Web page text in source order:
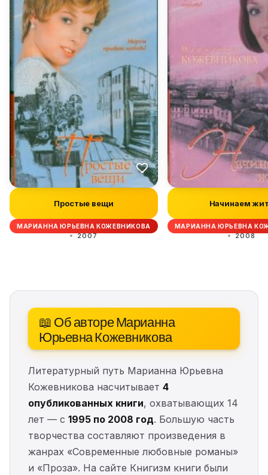
Простые вещи
МАРИАННА ЮРЬЕВНА КОЖЕВНИКОВА
2007
Начинаем
МАРИАННА ЮРЬЕВНА
2008
📖 Об авторе Марианна
Юрьевна Кожевникова
Литературный путь Марианна Юрьевна
Кожевникова насчитывает 4
опубликованных книги, охватывающих 14
лет — с 1995 по 2008 год. Большую часть
творчества составляют произведения в
жанрах «Современные любовные романы»
и «Проза». На сайте Книгизм книги были